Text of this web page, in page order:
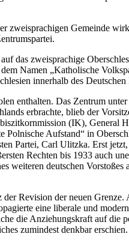
zweisprachigen Gemeinde
das zweisprachige
Namen „Katholische
innerhalb des Deutschen
enthalten. Das Zentrum
erbrachte, blieb der
(IK), General
Aufstand“ in
Partei, Carl Ulitzka. Erst
Rechten bis 1933 auch
weiteren deutschen
Revision der neuen
eine liberale und
die Anziehungskraft auf die
zumindest denkbar